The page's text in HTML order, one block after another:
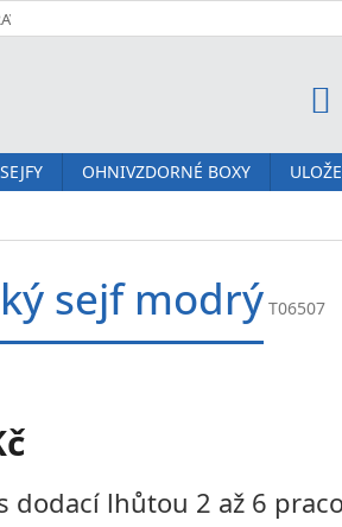
A PLATBA
OHNIVZDORNÉ BOXY
sejf modrý T06507
dodací lhůtou 2 až 6